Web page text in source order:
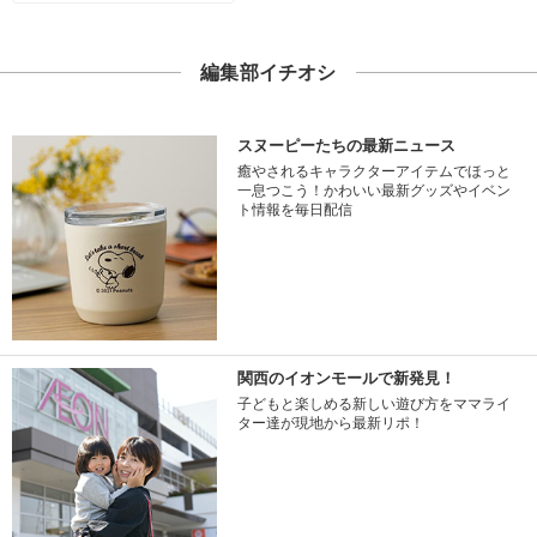
編集部イチオシ
スヌーピーたちの最新ニュース
癒やされるキャラクターアイテムでほっと
一息つこう！かわいい最新グッズやイベン
ト情報を毎日配信
関西のイオンモールで新発見！
子どもと楽しめる新しい遊び方をママライ
ター達が現地から最新リポ！